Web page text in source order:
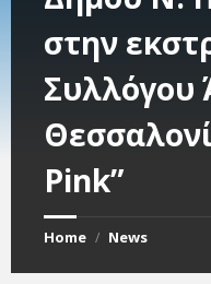
στην
Συλλόγου
Pink”
Home / News